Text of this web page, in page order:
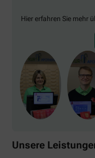
Hier erfahren Sie mehr
Unsere